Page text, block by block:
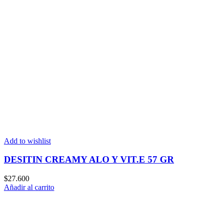
Add to wishlist
DESITIN CREAMY ALO Y VIT.E 57 GR
$27.600
Añadir al carrito